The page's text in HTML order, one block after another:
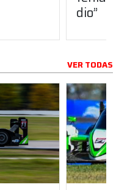
dio”
VER TODAS